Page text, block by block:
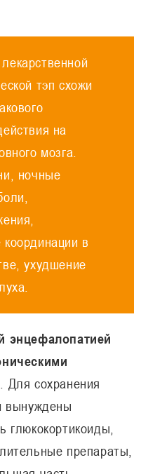
тэп схожи
на
мозга.
ночные
в
ухудшение
энцефалопатией
. Для сохранения
вынуждены
глюкокортикоиды,
препараты,